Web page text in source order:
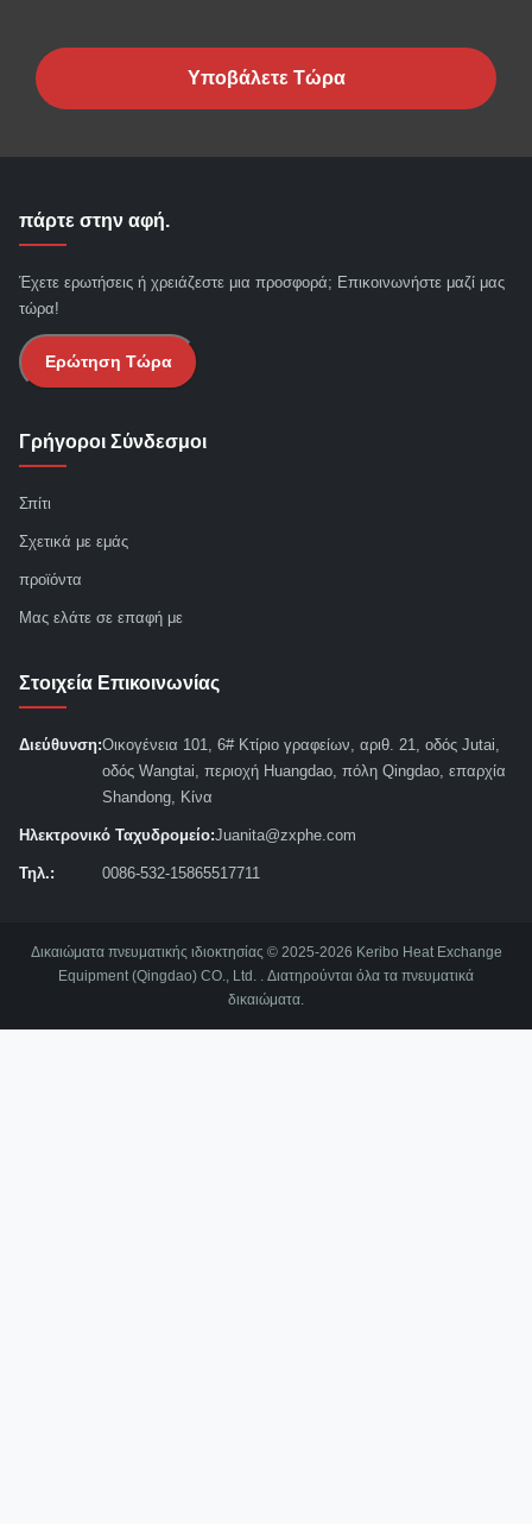
Υποβάλετε Τώρα
πάρτε στην αφή.
Έχετε ερωτήσεις ή χρειάζεστε μια προσφορά; Επικοινωνήστε μαζί μας
τώρα!
Ερώτηση Τώρα
Γρήγοροι Σύνδεσμοι
Σπίτι
Σχετικά με εμάς
προϊόντα
Μας ελάτε σε επαφή με
Στοιχεία Επικοινωνίας
Διεύθυνση:Οικογένεια 101, 6# Κτίριο γραφείων, αριθ. 21, οδός Jutai,
οδός Wangtai, περιοχή Huangdao, πόλη Qingdao, επαρχία
Shandong, Κίνα
Ηλεκτρονικό Ταχυδρομείο:Juanita@zxphe.com
Τηλ.: 0086-532-15865517711
Δικαιώματα πνευματικής ιδιοκτησίας © 2025-2026 Keribo Heat Exchange
Equipment (Qingdao) CO., Ltd. . Διατηρούνται όλα τα πνευματικά
δικαιώματα.